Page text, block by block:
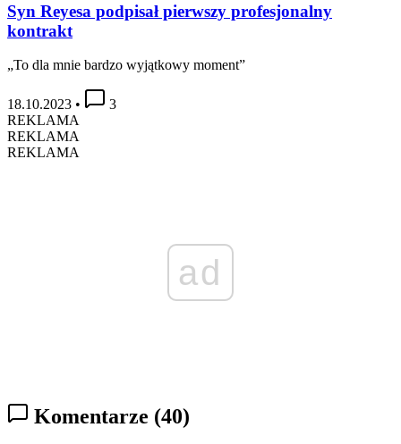
Syn Reyesa podpisał pierwszy profesjonalny
kontrakt
„To dla mnie bardzo wyjątkowy moment”
18.10.2023 •
3
REKLAMA
REKLAMA
REKLAMA
ad
Komentarze (40)